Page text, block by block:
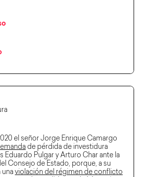
el señor Jorge Enrique Camargo
de pérdida de investidura
Eduardo Pulgar y Arturo Char ante la
Consejo de Estado, porque, a su
una violación del régimen de conflicto